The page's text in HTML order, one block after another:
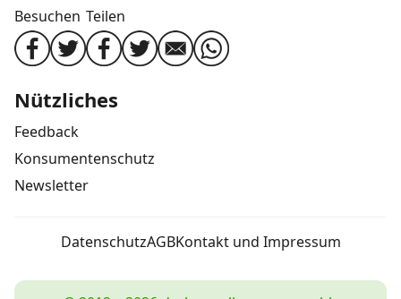
Besuchen Teilen
Nützliches
Feedback
Konsumentenschutz
Newsletter
DatenschutzAGBKontakt und Impressum